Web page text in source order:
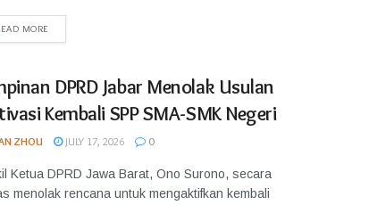
MORE
DPRD Jabar Menolak Usulan
Kembali SPP SMA-SMK Negeri
ZHOU JULY 17, 2026 0
Ketua DPRD Jawa Barat, Ono Surono, secara
menolak rencana untuk mengaktifkan kembali